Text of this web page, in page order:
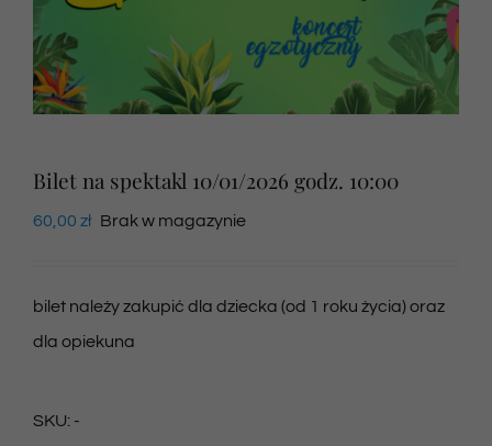
Newsletter
Kontakt
Bilet na spektakl 10/01/2026 godz. 10:00
60,00 zł Brak w magazynie
bilet należy zakupić dla dziecka (od 1 roku życia) oraz
dla opiekuna
SKU: -